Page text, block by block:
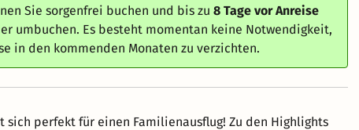
Sie sorgenfrei buchen und bis zu8 Tage vor Anreise
umbuchen. Es besteht momentan keine Notwendigkeit,
in den kommenden Monaten zu verzichten.
perfekt für einen Familienausflug! Zu den Highlights